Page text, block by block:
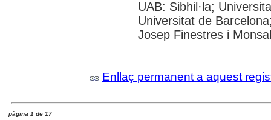
UAB: Sibhil·la;
Universitat de
Josep Finestres i
Enllaç permanent a aquest
pàgina 1 de 17